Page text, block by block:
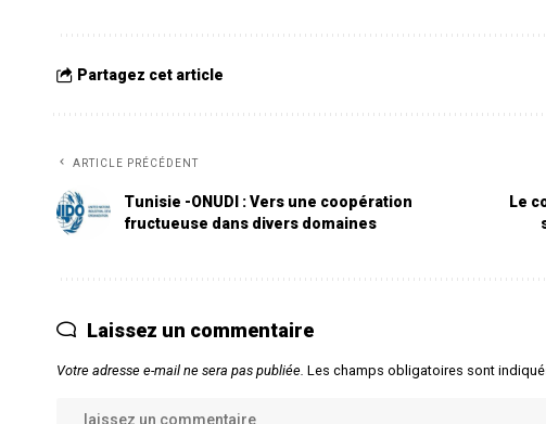
Partagez cet article
ARTICLE PRÉCÉDENT
Tunisie -ONUDI : Vers une coopération
fructueuse dans divers domaines
Le
Laissez un commentaire
Votre adresse e-mail ne sera pas publiée. Les champs obligatoires sont